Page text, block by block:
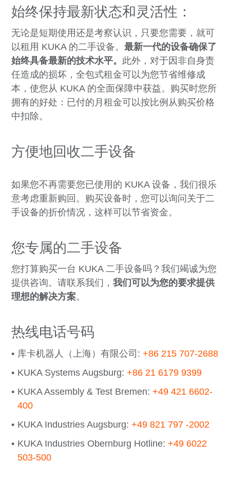
始终保持最新状态和灵活性：
无论是短期使用还是考察认识，只要您需要，就可
以租用 KUKA 的二手设备。最新一代的设备确保了
始终具备最新的技术水平。 此外，对于因非自身责
任造成的损坏，全包式租金可以为您节省维修成
本，使您从 KUKA 的全面保障中获益。购买时您所
拥有的好处：已付的月租金可以按比例从购买价格
中扣除。
方便地回收二手设备
如果您不再需要您已使用的 KUKA 设备，我们很乐
意考虑重新购回。购买设备时，您可以询问关于二
手设备的折价情况，这样可以节省资金。
您专属的二手设备
您打算购买一台 KUKA 二手设备吗？我们竭诚为您
提供咨询。请联系我们，我们可以为您的要求提供
理想的解决方案。
热线电话号码
库卡机器人（上海）有限公司:+86 215 707-2688
KUKA Systems Augsburg:+86 21 6179 9399
KUKA Assembly & Test Bremen:+49 421 6602-
400
KUKA Industries Augsburg:+49 821 797 -2002
KUKA Industries Obernburg Hotline:+49 6022
503-500